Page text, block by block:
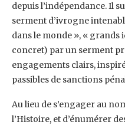
depuis ‎l’indépendance. Il
serment d’ivrogne
‎dans le monde », « grands
concret) par un serment
engagements clairs,
passibles de sanctions
Au lieu de s’engager au
l’Histoire, et d’énumérer